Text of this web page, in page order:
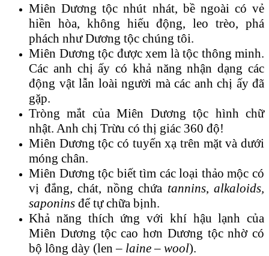
Miên Dương tộc nhút nhát, bề ngoài có vẻ
hiền hòa, không hiếu động, leo trèo, phá
phách như Dương tộc chúng tôi.
Miên Dương tộc được xem là tộc thông minh.
Các anh chị ấy có khả năng nhận dạng các
động vật lẫn loài người mà các anh chị ấy đã
gặp.
Tròng mắt của Miên Dương tộc hình chữ
nhật. Anh chị Trừu có thị giác 360 độ!
Miên Dương tộc có tuyến xạ trên mặt và dưới
móng chân.
Miên Dương tộc biết tìm các loại thảo mộc có
vị đắng, chát, nồng chứa tannins, alkaloids,
saponins để tự chữa bịnh.
Khả năng thích ứng với khí hậu lạnh của
Miên Dương tộc cao hơn Dương tộc nhờ có
bộ lông dày (len – laine – wool).